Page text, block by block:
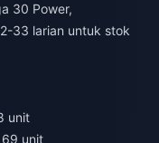
30 Power,
33 larian untuk stok
unit
69 unit